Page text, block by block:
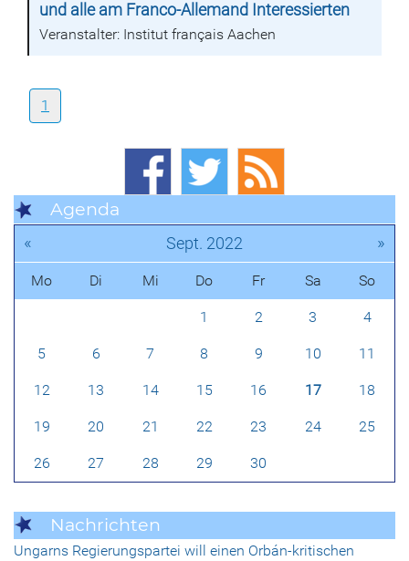
und alle am Franco-Allemand Interessierten
Veranstalter: Institut français Aachen
1
Agenda
« Sept. 2022 »
Mo Di Mi Do Fr Sa So
1 2 3 4
5 6 7 8 9 10 11
12 13 14 15 16 17 18
19 20 21 22 23 24 25
26 27 28 29 30
Nachrichten
Ungarns Regierungspartei will einen Orbán-kritischen